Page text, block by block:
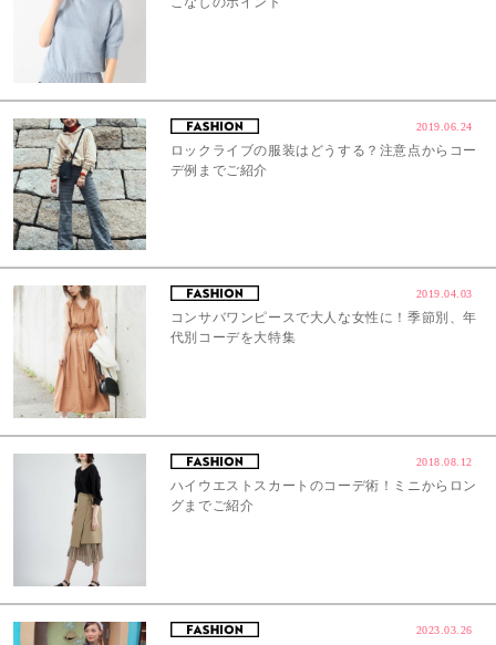
2019.06.24
ロックライブの服装はどうする？注意点からコー
デ例までご紹介
2019.04.03
コンサバワンピースで大人な女性に！季節別、年
代別コーデを大特集
2018.08.12
ハイウエストスカートのコーデ術！ミニからロン
グまでご紹介
2023.03.26